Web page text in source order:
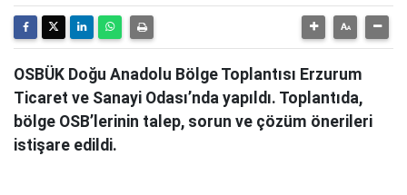
OSBÜK Doğu Anadolu Bölge Toplantısı Erzurum
Ticaret ve Sanayi Odası’nda yapıldı. Toplantıda,
bölge OSB’lerinin talep, sorun ve çözüm önerileri
istişare edildi.